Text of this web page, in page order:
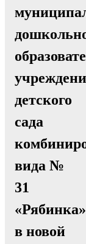
детского
сада
вида №
31
«Рябинка»
в новой